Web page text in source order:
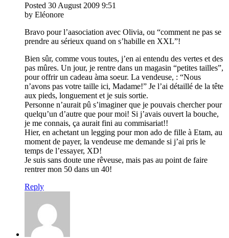
Posted 30 August 2009 9:51
by Eléonore
Bravo pour l’aasociation avec Olivia, ou “comment ne pas se
prendre au sérieux quand on s’habille en XXL”!
Bien sûr, comme vous toutes, j’en ai entendu des vertes et des
pas mûres. Un jour, je rentre dans un magasin “petites tailles”,
pour offrir un cadeau àma soeur. La vendeuse, : “Nous
n’avons pas votre taille ici, Madame!” Je l’ai détaillé de la tête
aux pieds, longuement et je suis sortie.
Personne n’aurait pû s’imaginer que je pouvais chercher pour
quelqu’un d’autre que pour moi! Si j’avais ouvert la bouche,
je me connais, ça aurait fini au commisariat!!
Hier, en achetant un legging pour mon ado de fille à Etam, au
moment de payer, la vendeuse me demande si j’ai pris le
temps de l’essayer, XD!
Je suis sans doute une rêveuse, mais pas au point de faire
rentrer mon 50 dans un 40!
Reply